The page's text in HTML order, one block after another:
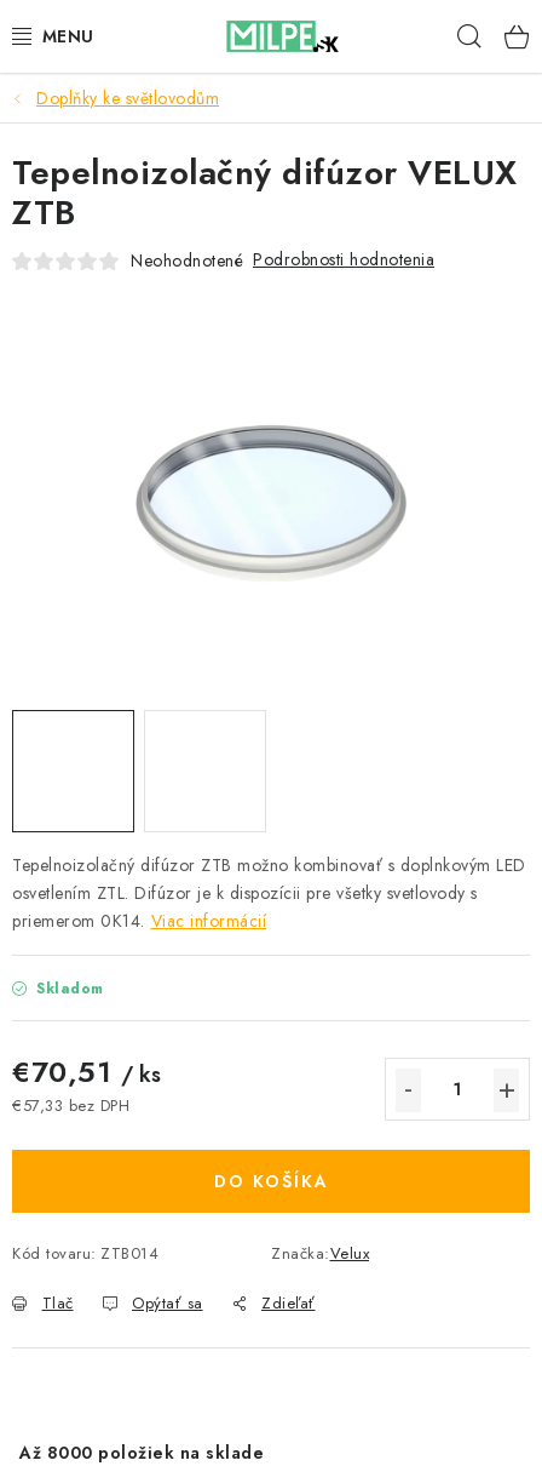
na
STREŠNÉ OKNÁ
PODKROVNÉ SCHODY
DOM A ZÁHRADA
Reklamace a vrácení zboží
Zásady používania súborov cookie
Podmínky ochrany osobních údajů
Obchodní podmínky
Doplňky ke světlovodům
Tepelnoizolačný difúzor ZTB možno kombinovať s doplnkovým LED
osvetlením ZTL. Difúzor je k dispozícii pre všetky svetlovody s
priemerom 0K14. Viac informácií
Skladom
€70,51 / ks
€57,33 bez DPH
DO KOŠÍKA
Kód tovaru: ZTB014 Značka:Velux
Tlač Opýtať sa Zdieľať
Tepelnoizolačný difúzor VELUX
ZTB
Neohodnotené Podrobnosti hodnotenia
Až 8000 položiek na sklade